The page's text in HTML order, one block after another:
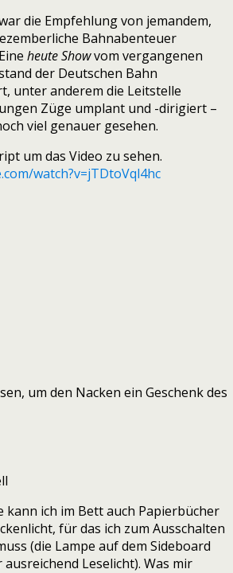
die Empfehlung von jemandem,
Bahnabenteuer
heute Showvom vergangenen
der Deutschen Bahn
unter anderem die Leitstelle
Züge umplant und -dirigiert –
viel genauer gesehen.
um das Video zu sehen.
watch?v=jTDtoVql4hc
um den Nacken ein Geschenk des
kann ich im Bett auch Papierbücher
für das ich zum Ausschalten
(die Lampe auf dem Sideboard
Leselicht). Was mir